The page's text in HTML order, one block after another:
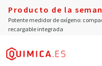
Producto de la
Potente medidor de oxígeno:
recargable integrada